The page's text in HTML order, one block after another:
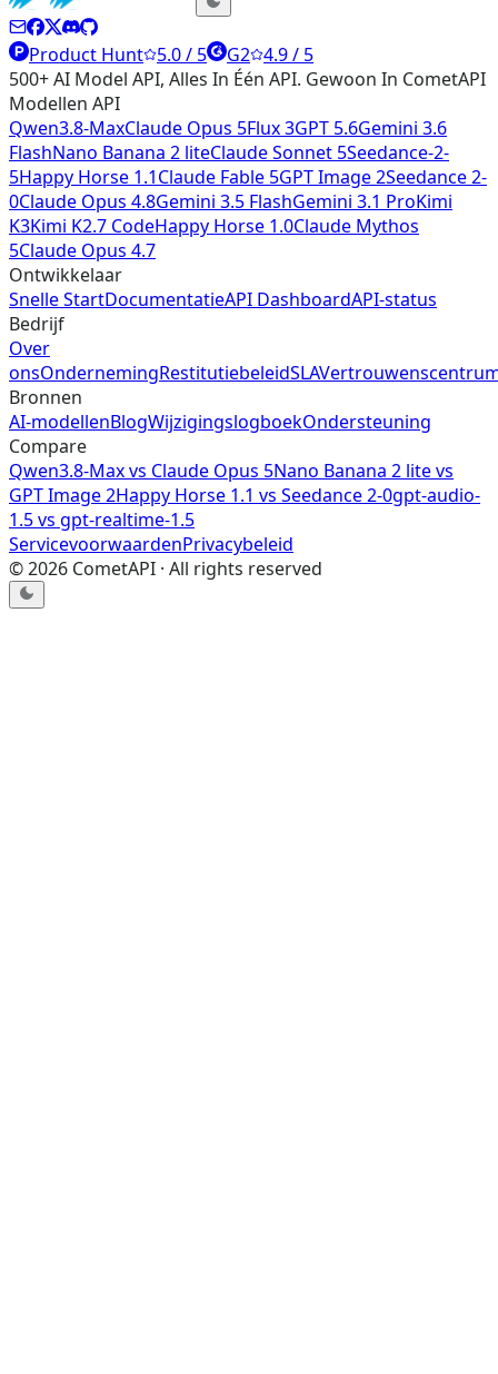
Product Hunt 5.0 / 5 G2 4.9 / 5
500+ AI Model API, Alles In Één API. Gewoon In CometAPI
Modellen API
Qwen3.8-MaxClaude Opus 5Flux 3GPT 5.6Gemini 3.6
FlashNano Banana 2 liteClaude Sonnet 5Seedance-2-
5Happy Horse 1.1Claude Fable 5GPT Image 2Seedance 2-
0Claude Opus 4.8Gemini 3.5 FlashGemini 3.1 ProKimi
K3Kimi K2.7 CodeHappy Horse 1.0Claude Mythos
5Claude Opus 4.7
Ontwikkelaar
Snelle StartDocumentatieAPI DashboardAPI-status
Bedrijf
Over
onsOndernemingRestitutiebeleidSLA
Bronnen
AI-modellenBlogWijzigingslogboekOndersteuning
Compare
Qwen3.8-Maxvs Claude Opus 5Nano Banana 2 litevs
GPT Image 2Happy Horse 1.1 vs Seedance 2-0gpt-audio-
1.5vs gpt-realtime-1.5
ServicevoorwaardenPrivacybeleid
©2026 CometAPI · All rights reserved